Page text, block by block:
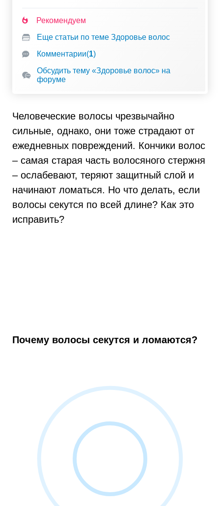
Рекомендуем
Еще статьи по теме Здоровье волос
Комментарии(1)
Обсудить тему «Здоровье волос» на
форуме
Человеческие волосы чрезвычайно
сильные, однако, они тоже страдают от
ежедневных повреждений. Кончики волос
– самая старая часть волосяного стержня
– ослабевают, теряют защитный слой и
начинают ломаться. Но что делать, если
волосы секутся по всей длине? Как это
исправить?
Почему волосы секутся и ломаются?